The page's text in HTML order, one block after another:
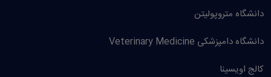
دانشگاه متروپولیتن
دانشگاه دامپزشکی Veterinary Medicine
کالج اویسینا